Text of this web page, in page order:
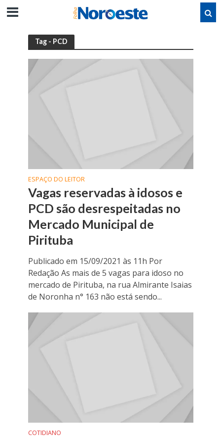
Tag - PCD
ESPAÇO DO LEITOR
Vagas reservadas à idosos e
PCD são desrespeitadas no
Mercado Municipal de
Pirituba
Publicado em 15/09/2021 às 11h Por
Redação As mais de 5 vagas para idoso no
mercado de Pirituba, na rua Almirante Isaias
de Noronha n° 163 não está sendo...
COTIDIANO